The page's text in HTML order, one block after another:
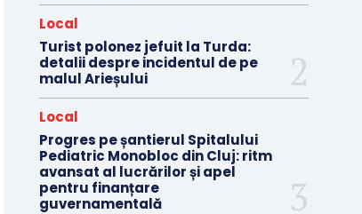
Local
Turist polonez jefuit la Turda:
detalii despre incidentul de pe
malul Arieșului
Local
Progres pe șantierul Spitalului
Pediatric Monobloc din Cluj: ritm
avansat al lucrărilor și apel
pentru finanțare
guvernamentală